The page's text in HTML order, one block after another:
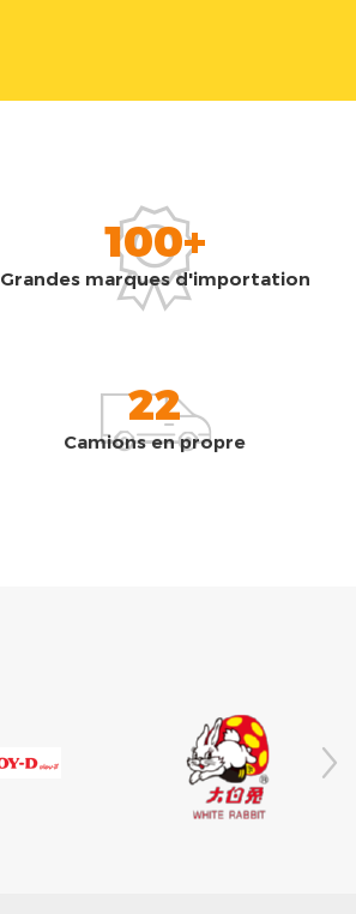
100+
Grandes marques d'importation
22
Camions en propre